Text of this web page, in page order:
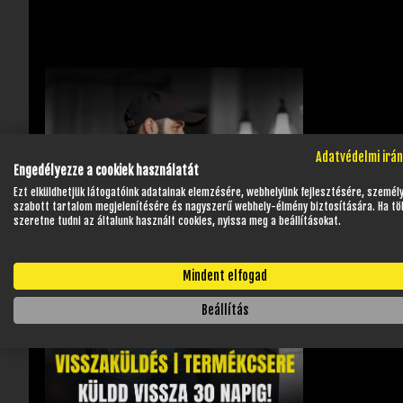
Adatvédelmi
Engedélyezze a cookiek használatát
Ezt elküldhetjük látogatóink adatainak elemzésére, webhelyünk fejlesztésére,
szabott tartalom megjelenítésére és nagyszerű webhely-élmény biztosítására. Ha
szeretne tudni az általunk használt cookies, nyissa meg a beállításokat.
Mindent elfogad
Beállítás